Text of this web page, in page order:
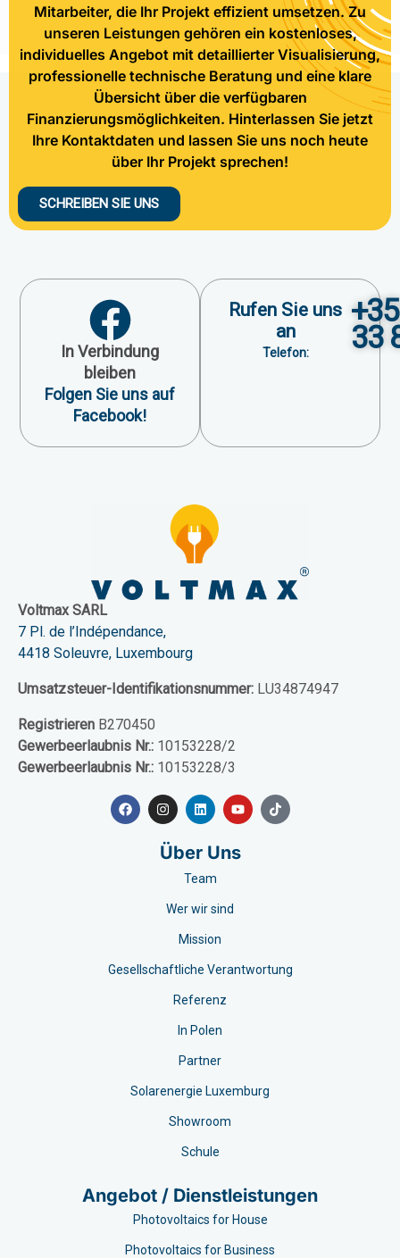
Mitarbeiter, die Ihr Projekt effizient umsetzen. Zu
unseren Leistungen gehören ein kostenloses,
individuelles Angebot mit detaillierter Visualisierung,
professionelle technische Beratung und eine klare
Übersicht über die verfügbaren
Finanzierungsmöglichkeiten. Hinterlassen Sie jetzt
Ihre Kontaktdaten und lassen Sie uns noch heute
über Ihr Projekt sprechen!
SCHREIBEN SIE UNS
In Verbindung
bleiben
Folgen Sie uns auf
Facebook!
Rufen Sie uns
an
Telefon: 33
Voltmax SARL
7 Pl. de l’Indépendance,
4418 Soleuvre, Luxembourg
Umsatzsteuer-Identifikationsnummer: LU34874947
Registrieren B270450
Gewerbeerlaubnis Nr.: 10153228/2
Gewerbeerlaubnis Nr.: 10153228/3
Über Uns
Team
Wer wir sind
Mission
Gesellschaftliche Verantwortung
Referenz
In Polen
Partner
Solarenergie Luxemburg
Showroom
Schule
Angebot / Dienstleistungen
Photovoltaics for House
Photovoltaics for Business